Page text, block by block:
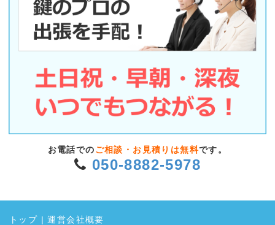
お電話での ご相談・お見積りは無料です。
050-8882-5978
トップ |運営会社概要